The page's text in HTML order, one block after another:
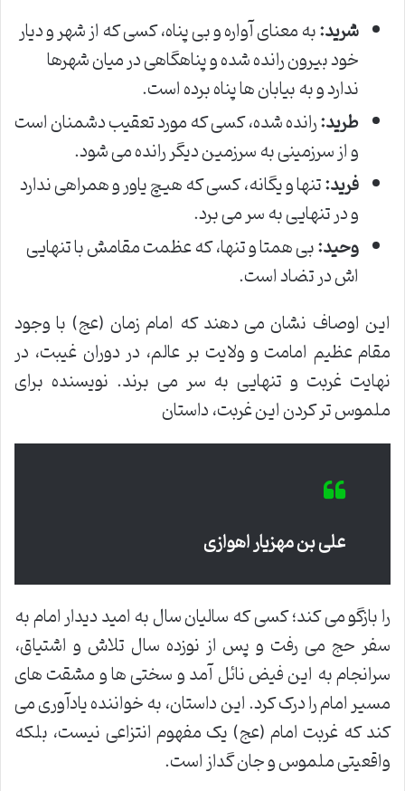
شرید:به معنای آواره و بی پناه، کسی که از شهر و دیار
خود بیرون رانده شده و پناهگاهی در میان شهرها
ندارد و به بیابان ها پناه برده است.
طرید:رانده شده، کسی که مورد تعقیب دشمنان است
و از سرزمینی به سرزمین دیگر رانده می شود.
فرید:تنها و یگانه، کسی که هیچ یاور و همراهی ندارد
و در تنهایی به سر می برد.
وحید:بی همتا و تنها، که عظمت مقامش با تنهایی
اش در تضاد است.
این اوصاف نشان می دهند که امام زمان (عج) با وجود
مقام عظیم امامت و ولایت بر عالم، در دوران غیبت، در
نهایت غربت و تنهایی به سر می برند. نویسنده برای
ملموس تر کردن این غربت، داستان
علی بن مهزیار اهوازی
را بازگو می کند؛ کسی که سالیان سال به امید دیدار امام به
سفر حج می رفت و پس از نوزده سال تلاش و اشتیاق،
سرانجام به این فیض نائل آمد و سختی ها و مشقت های
مسیر امام را درک کرد. این داستان، به خواننده یادآوری می
کند که غربت امام (عج) یک مفهوم انتزاعی نیست، بلکه
واقعیتی ملموس و جان گداز است.